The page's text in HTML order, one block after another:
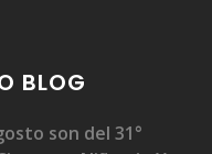
BLOG
son del 31°